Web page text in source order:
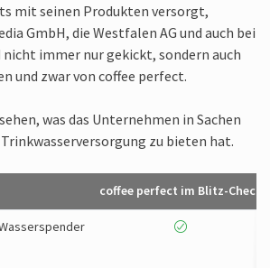
mit seinen Produkten versorgt,
GmbH, die Westfalen AG und auch bei
nicht immer nur gekickt, sondern auch
und zwar von coffee perfect.
was das Unternehmen in Sachen
zu bieten hat.
coffee perfect im Blitz-Check